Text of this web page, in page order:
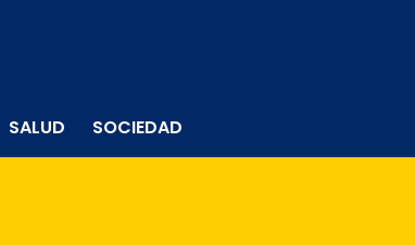
SALUD SOCIEDAD